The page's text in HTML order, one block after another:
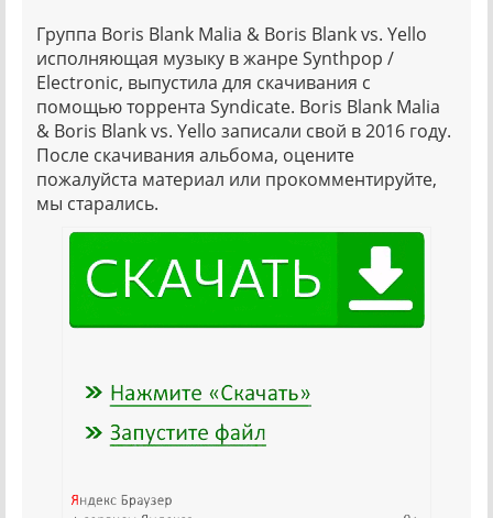
Группа Boris Blank Malia & Boris Blank vs. Yello
исполняющая музыку в жанре Synthpop /
Electronic, выпустила для скачивания с
помощью торрента Syndicate. Boris Blank Malia
& Boris Blank vs. Yello записали свой в 2016 году.
После скачивания альбома, оцените
пожалуйста материал или прокомментируйте,
мы старались.